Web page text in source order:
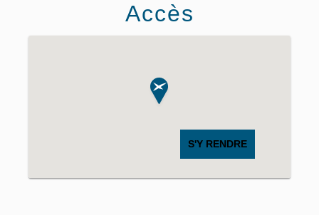
Accès
S'Y RENDRE